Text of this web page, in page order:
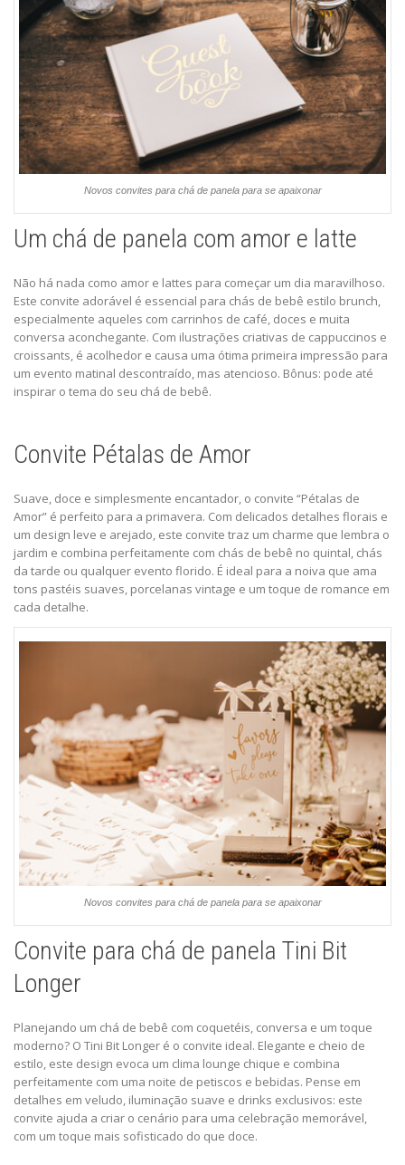
Novos convites para chá de panela para se apaixonar
Um chá de panela com amor e latte
Não há nada como amor e lattes para começar um dia maravilhoso.
Este convite adorável é essencial para chás de bebê estilo brunch,
especialmente aqueles com carrinhos de café, doces e muita
conversa aconchegante. Com ilustrações criativas de cappuccinos e
croissants, é acolhedor e causa uma ótima primeira impressão para
um evento matinal descontraído, mas atencioso. Bônus: pode até
inspirar o tema do seu chá de bebê.
Convite Pétalas de Amor
Suave, doce e simplesmente encantador, o convite “Pétalas de
Amor” é perfeito para a primavera. Com delicados detalhes florais e
um design leve e arejado, este convite traz um charme que lembra o
jardim e combina perfeitamente com chás de bebê no quintal, chás
da tarde ou qualquer evento florido. É ideal para a noiva que ama
tons pastéis suaves, porcelanas vintage e um toque de romance em
cada detalhe.
Novos convites para chá de panela para se apaixonar
Convite para chá de panela Tini Bit
Longer
Planejando um chá de bebê com coquetéis, conversa e um toque
moderno? O Tini Bit Longer é o convite ideal. Elegante e cheio de
estilo, este design evoca um clima lounge chique e combina
perfeitamente com uma noite de petiscos e bebidas. Pense em
detalhes em veludo, iluminação suave e drinks exclusivos: este
convite ajuda a criar o cenário para uma celebração memorável,
com um toque mais sofisticado do que doce.